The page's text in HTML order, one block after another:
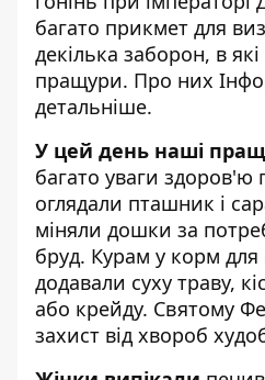
багато прикмет для
декілька заборон, в
пращури. Про них
детальніше.
У цей день наші
багато уваги здоров'ю
оглядали пташник і
міняли дошки за
бруд. Курам у корм для
додавали суху траву,
або крейду. Святому
захист від хвороб